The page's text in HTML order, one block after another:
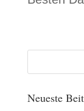
Neueste